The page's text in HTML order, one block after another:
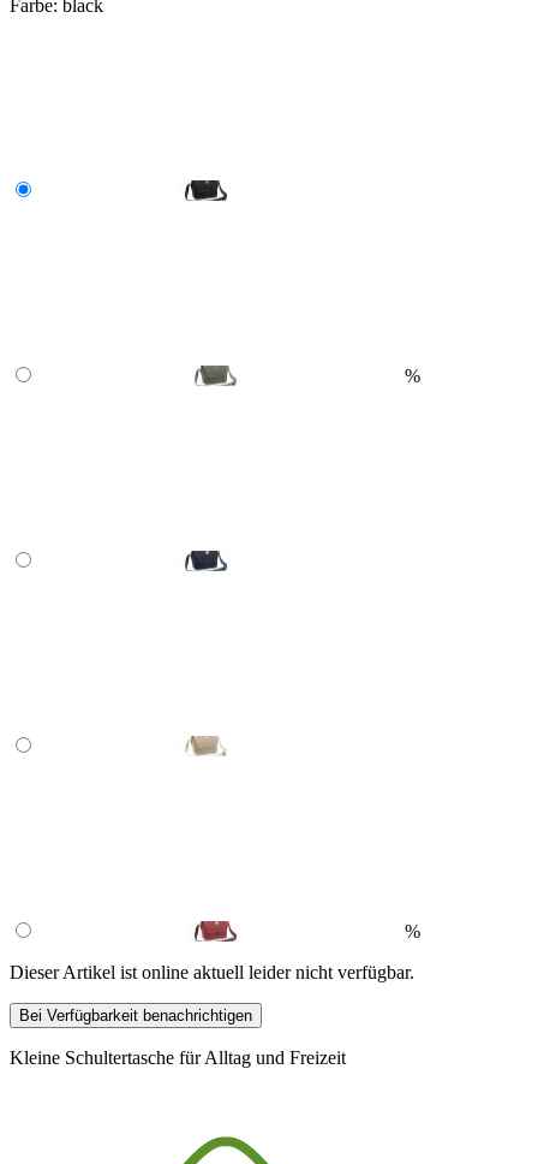
Farbe: black
%
%
Dieser Artikel ist online aktuell leider nicht verfügbar.
Bei Verfügbarkeit benachrichtigen
Kleine Schultertasche für Alltag und Freizeit